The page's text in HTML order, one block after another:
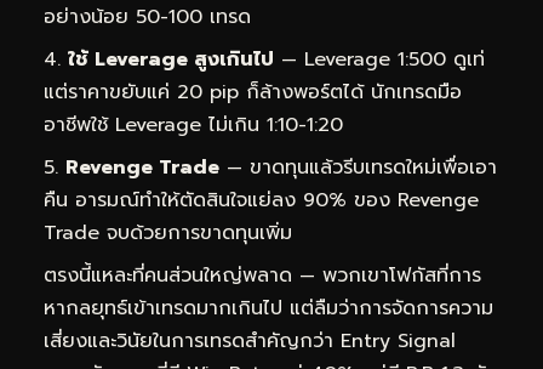
อย่างน้อย 50-100 เทรด
ใช้ Leverage สูงเกินไป — Leverage 1:500 ดูเท่
แต่ราคาขยับแค่ 20 pip ก็ล้างพอร์ตได้ นักเทรดมือ
อาชีพใช้ Leverage ไม่เกิน 1:10-1:20
Revenge Trade — ขาดทุนแล้วรีบเทรดใหม่เพื่อเอา
คืน อารมณ์ทำให้ตัดสินใจแย่ลง 90% ของ Revenge
Trade จบด้วยการขาดทุนเพิ่ม
ตรงนี้แหละที่คนส่วนใหญ่พลาด — พวกเขาโฟกัสที่การ
หากลยุทธ์เข้าเทรดมากเกินไป แต่ลืมว่าการจัดการความ
เสี่ยงและวินัยในการเทรดสำคัญกว่า Entry Signal